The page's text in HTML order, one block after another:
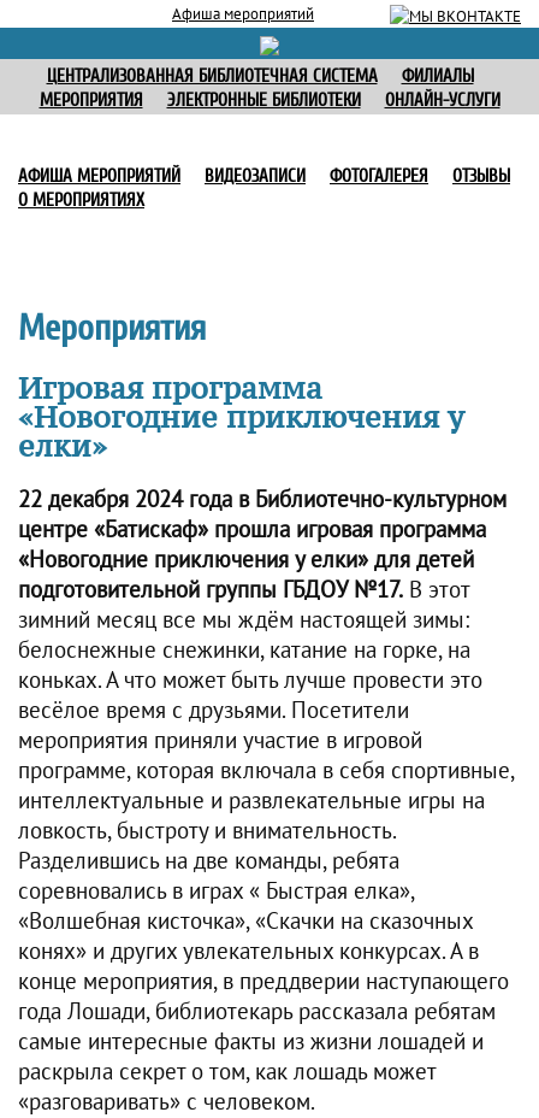
Афиша мероприятий
ЦЕНТРАЛИЗОВАННАЯ БИБЛИОТЕЧНАЯ СИСТЕМА
ФИЛИАЛЫ
МЕРОПРИЯТИЯ
ЭЛЕКТРОННЫЕ БИБЛИОТЕКИ ОНЛАЙН-УСЛУГИ
АФИША МЕРОПРИЯТИЙ ВИДЕОЗАПИСИ ФОТОГАЛЕРЕЯ
ОТЗЫВЫ
О МЕРОПРИЯТИЯХ
Мероприятия
Игровая программа
«Новогодние приключения у
елки»
22 декабря 2024 года в Библиотечно-культурном
центре «Батискаф» прошла игровая программа
«Новогодние приключения у елки» для детей
подготовительной группы ГБДОУ №17. В этот
зимний месяц все мы ждём настоящей зимы:
белоснежные снежинки, катание на горке, на
коньках. А что может быть лучше провести это
весёлое время с друзьями. Посетители
мероприятия приняли участие в игровой
программе, которая включала в себя спортивные,
интеллектуальные и развлекательные игры на
ловкость, быстроту и внимательность.
Разделившись на две команды, ребята
соревновались в играх « Быстрая елка»,
«Волшебная кисточка», «Скачки на сказочных
конях» и других увлекательных конкурсах. А в
конце мероприятия, в преддверии наступающего
года Лошади, библиотекарь рассказала ребятам
самые интересные факты из жизни лошадей и
раскрыла секрет о том, как лошадь может
«разговаривать» с человеком.